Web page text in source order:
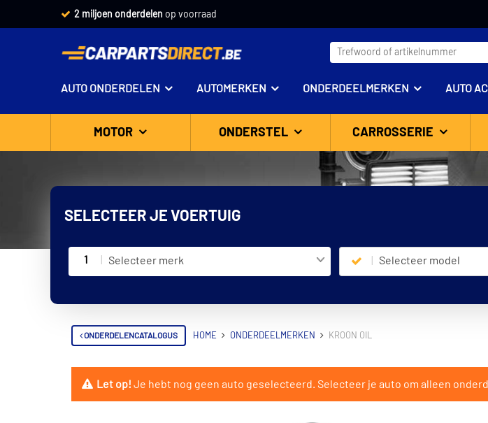
Vandaag besteld, morgen in huis *
2 miljoen onderdelen op voorraad
AUTO ONDERDELEN AUTOMERKEN ONDERDEELMERKEN AUTO
MOTOR ONDERSTEL CARROSSERIE
SELECTEER JE VOERTUIG
1 Selecteer merk Selecteer model
ONDERDELENCATALOGUS HOME ONDERDEELMERKEN KROON OIL
Let op!Je hebt nog geen auto geselecteerd. Selecteer je auto om alleen